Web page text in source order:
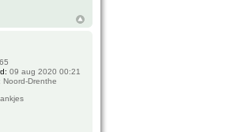
09 aug 2020 00:21
Noord-Drenthe